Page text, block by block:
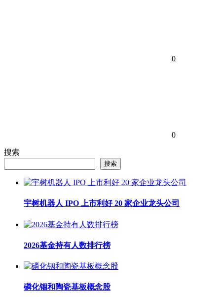
0
0
搜索
搜索
宇树机器人 IPO 上市利好 20 家企业龙头公司
2026基金持有人数排行榜
磷化铟和陶瓷基板概念股